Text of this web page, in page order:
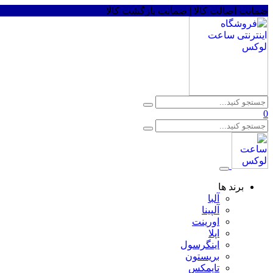
ضمانت اصالت کالا | ضمانت بازگشت کالا
0
برند ها
آلبا
آلپینا
اورینت
اپلا
اینگرسول
بریستون
تایمکس